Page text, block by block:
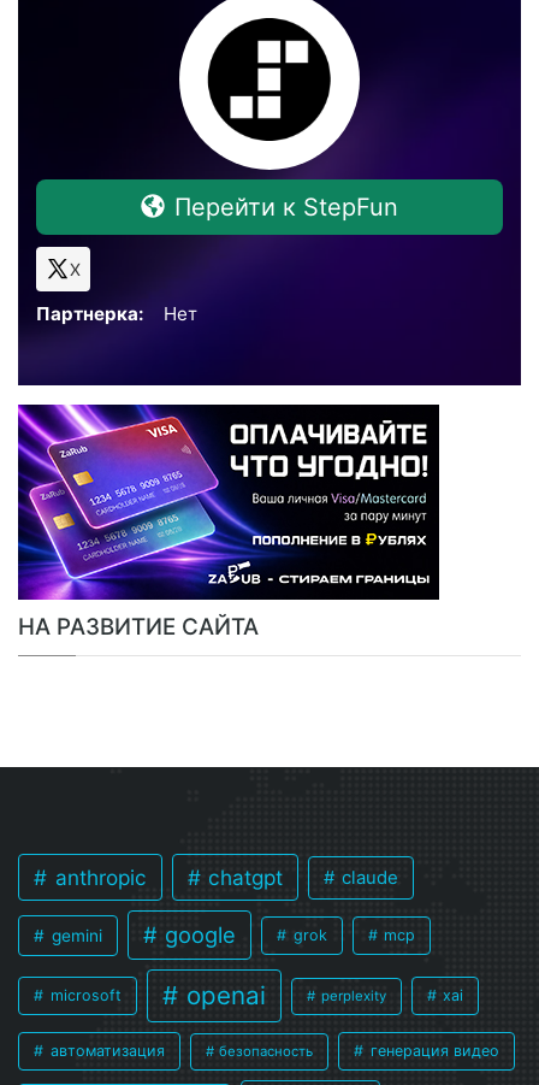
Перейти к StepFun
X
Партнерка: Нет
НА РАЗВИТИЕ САЙТА
anthropic chatgpt claude
gemini google grok mcp
microsoft openai perplexity xai
автоматизация безопасность генерация видео